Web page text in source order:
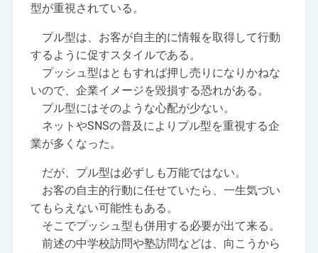
型が重視されている。
プル型は、お客が自主的に情報を取得して行動
するように促すスタイルである。
プッシュ型はともすれば押し売りになりかねな
いので、企業イメージを毀損する恐れがある。
プル型にはそのような心配が少ない。
ネットやSNSの普及によりプル型を重視する企
業が多くなった。
だが、プル型は必ずしも万能ではない。
お客の自主的行動に任せていたら、一生気づい
てもらえない可能性もある。
そこでプッシュ型も併用する必要が出て来る。
前述の中学校訪問や塾訪問などは、向こうから